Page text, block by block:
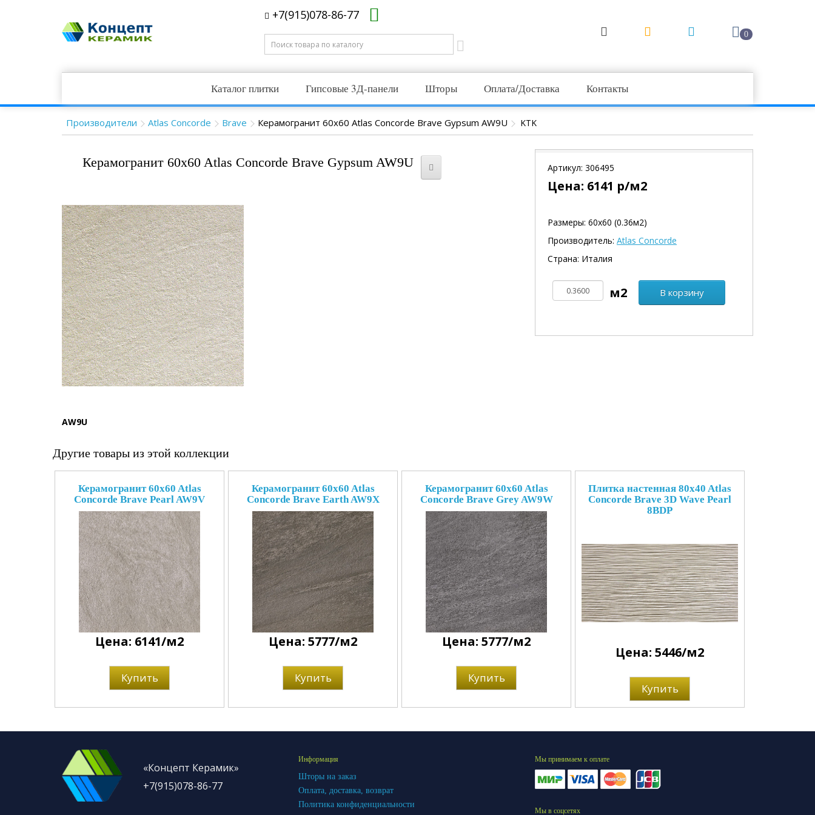
+7(915)078-86-77
0
Каталог плитки Гипсовые 3Д-панели Шторы Оплата/Доставка Контакты
Производители Atlas Concorde Brave Керамогранит 60x60 Atlas Concorde Brave Gypsum AW9U KTK
Керамогранит 60x60 Atlas Concorde Brave Gypsum AW9U
AW9U
Артикул: 306495
Цена: 6141 р/м2
Размеры: 60х60 (0.36м2)
Производитель: Atlas Concorde
Страна: Италия
В корзину
Другие товары из этой коллекции
Керамогранит 60x60 Atlas
Concorde Brave Pearl AW9V
Цена: 6141/м2
Купить
Керамогранит 60x60 Atlas
Concorde Brave Earth AW9X
Цена: 5777/м2
Купить
Керамогранит 60x60 Atlas
Concorde Brave Grey AW9W
Цена: 5777/м2
Купить
Плитка настенная 80x40 Atlas
Concorde Brave 3D Wave Pearl
8BDP
Цена: 5446/м2
Купить
«Концепт Керамик»
+7(915)078-86-77
Информация
Шторы на заказ
Оплата, доставка, возврат
Политика конфиденциальности
Мы принимаем к оплате
Мы в соцсетях